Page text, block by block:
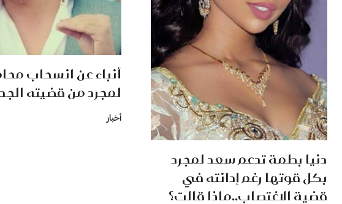
دنيا بطمة تدعم سعد لمجرد
بكل قوتها رغم إدانته في
قضية الاغتصاب..ماذا قالت؟
أنباء عن انسحاب
لمجرد من قضيته
أخبار